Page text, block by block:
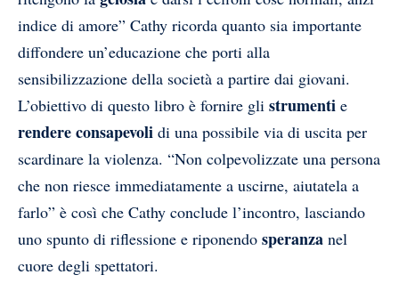
indice di amore” Cathy ricorda quanto sia importante
diffondere un’educazione che porti alla
sensibilizzazione della società a partire dai giovani.
L’obiettivo di questo libro è fornire gli strumenti e
rendere consapevoli di una possibile via di uscita per
scardinare la violenza. “Non colpevolizzate una persona
che non riesce immediatamente a uscirne, aiutatela a
farlo” è così che Cathy conclude l’incontro, lasciando
uno spunto di riflessione e riponendo speranza nel
cuore degli spettatori.